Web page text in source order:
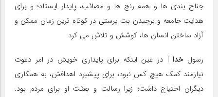
جناح بندی ها و همه رنج ها و مصائب، پایدار ایستاد؛ و برای
هدایت جامعه و برچیدن بت پرستی در كوتاه ترین زمان ممكن و
آزاد ساختن انسان ها، كوشش و تلاش می كرد.
رسولخدا| در عین اینكه برای پایداری خویش در امر دعوت
نیازمند كمك هیچ كس نبود، برای پیشبرد اهدافش، به همكاری
دیگران احتیاج داشت؛ زیرا رسالت و بعثت او برای مردم بود.